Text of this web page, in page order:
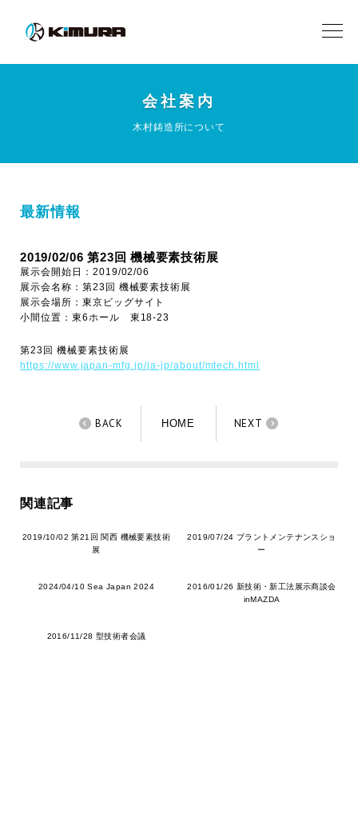
会社案内
木村鋳造所について
最新情報
2019/02/06 第23回 機械要素技術展
展示会開始日：2019/02/06
展示会名称：第23回 機械要素技術展
展示会場所：東京ビッグサイト
小間位置：東6ホール 東18-23
第23回 機械要素技術展
https://www.japan-mfg.jp/ja-jp/about/mtech.html
BACK HOME NEXT
関連記事
2019/10/02 第21回 関西 機械要素技術
展
2019/07/24 プラントメンテナンスショ
ー
2024/04/10 Sea Japan 2024
2016/01/26 新技術・新工法展示商談会
inMAZDA
2016/11/28 型技術者会議